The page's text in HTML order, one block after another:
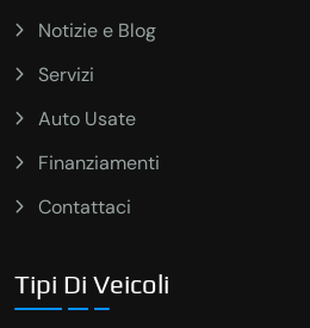
Notizie e Blog
Servizi
Auto Usate
Finanziamenti
Contattaci
Tipi Di Veicoli